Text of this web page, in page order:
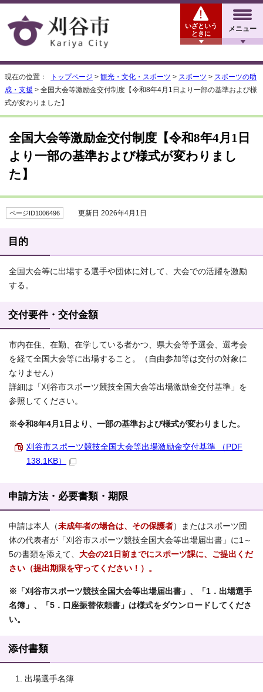
メニュー
いざという
ときに
現在の位置： トップページ > 観光・文化・スポーツ > スポーツ > スポーツの助
成・支援 > 全国大会等激励金交付制度【令和8年4月1日より一部の基準および様
式が変わりました】
全国大会等激励金交付制度【令和8年4月1日
より一部の基準および様式が変わりまし
た】
ページID1006496 更新日 2026年4月1日
目的
全国大会等に出場する選手や団体に対して、大会での活躍を激励
する。
交付要件・交付金額
市内在住、在勤、在学している者かつ、県大会等予選会、選考会
を経て全国大会等に出場すること。（自由参加等は交付の対象に
なりません）
詳細は「刈谷市スポーツ競技全国大会等出場激励金交付基準」を
参照してください。
※令和8年4月1日より、一部の基準および様式が変わりました。
刈谷市スポーツ競技全国大会等出場激励金交付基準 （PDF
138.1KB）
申請方法・必要書類・期限
申請は本人（未成年者の場合は、その保護者）またはスポーツ団
体の代表者が「刈谷市スポーツ競技全国大会等出場届出書」に1～
5の書類を添えて、 大会の21日前までにスポーツ課に、ご提出くだ
さい（提出期限を守ってください！）。
※「刈谷市スポーツ競技全国大会等出場届出書」、「1．出場選手
名簿」、「5．口座振替依頼書」は様式をダウンロードしてくださ
い。
添付書類
出場選手名簿